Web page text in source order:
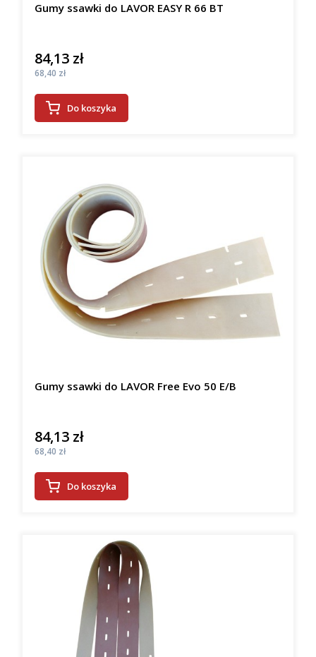
Gumy ssawki do LAVOR EASY R 66 BT
Cena
84,13 zł
Cena
68,40 zł
Do koszyka
Gumy ssawki do LAVOR Free Evo 50 E/B
Cena
84,13 zł
Cena
68,40 zł
Do koszyka